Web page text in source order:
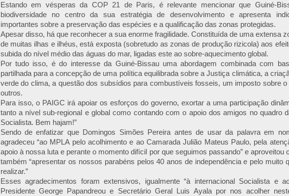
Estando em vésperas da COP 21 de Paris, é relevante mencionar que Guiné-
biodiversidade no centro da sua estratégia de desenvolvimento e apresenta
importantes sobre a preservação das espécies e a qualificação das zonas protegidas.
Apesar disso, há que reconhecer a sua enorme fragilidade. Constituída de uma extensa
de muitas ilhas e ilhéus, está exposta (sobretudo as zonas de produção rizicola) aos
subida do nível médio das águas do mar, ligadas este ao sobre-aquecimento global.
Por tudo isso, é do interesse da Guiné-Bissau uma abordagem combinada com
partilhada para a concepção de uma política equilibrada sobre a Justiça climática, a
verde do clima, a questão dos subsídios para combustíveis fosseis, um imposto sobre o
outros.
Para isso, o PAIGC irá apoiar os esforços do governo, exortar a uma participação
tanto a nível sub-regional e global como contando com o apoio dos amigos no quadro
Socialista. Bem hajam!”
Sendo de enfatizar que Domingos Simões Pereira antes de usar da palavra em
agradeceu “ao MPLA pelo acolhimento e ao Camarada Julião Mateus Paulo, pela
apoio à nossa luta e perante o momento difícil por que seguimos passando” e aproveitou
também “apresentar os nossos parabéns pelos 40 anos de independência e pelo muito
realizar.”
Esses agradecimentos foram extensivos, igualmente “à internacional Socialista e
Presidente George Papandreou e Secretário Geral Luis Ayala por nos acolher